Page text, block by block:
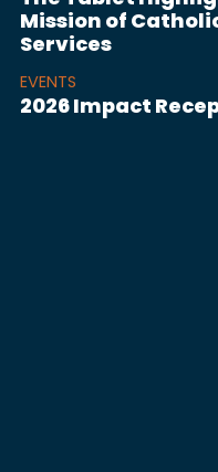
Mission of
Services
EVENTS
2026 Impact